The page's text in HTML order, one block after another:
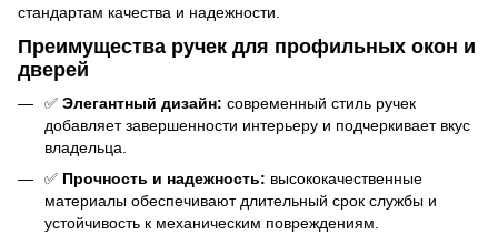
стандартам качества и надежности.
Преимущества ручек для профильных окон и
дверей
✅ Элегантный дизайн: современный стиль ручек
добавляет завершенности интерьеру и подчеркивает вкус
владельца.
✅ Прочность и надежность: высококачественные
материалы обеспечивают длительный срок службы и
устойчивость к механическим повреждениям.